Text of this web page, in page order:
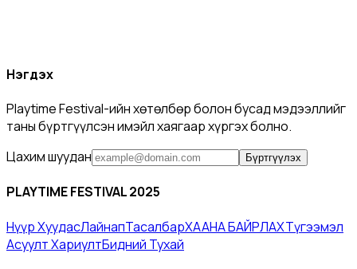
Нэгдэх
Playtime Festival-ийн хөтөлбөр болон бусад мэдээллийг
таны бүртгүүлсэн имэйл хаягаар хүргэх болно.
Цахим шуудан
Бүртгүүлэх
PLAYTIME FESTIVAL 2025
Нүүр Хуудас​ЛайнапТасалбарХААНА БАЙРЛАХТүгээмэл
Асуулт Хариулт​Бидний Тухай